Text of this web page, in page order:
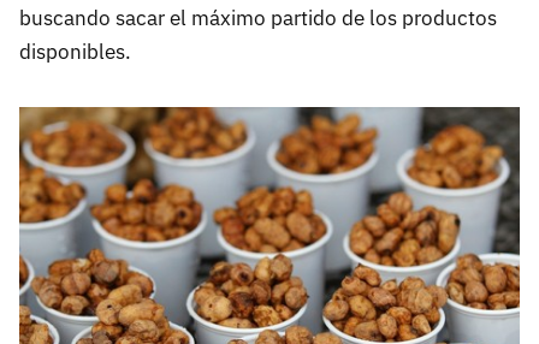
buscando sacar el máximo partido de los productos
disponibles.